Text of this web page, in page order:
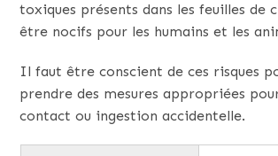
toxiques présents dans les feuilles de
être nocifs pour les humains et les
Il faut être conscient de ces risques
prendre des mesures appropriées
contact ou ingestion accidentelle.